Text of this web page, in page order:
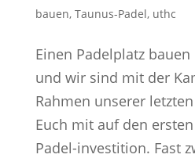
bauen, Taunus-Padel, uthc
Einen Padelplatz
und wir sind mit der
Rahmen unserer
Euch mit auf den
Padel-investition. Fast